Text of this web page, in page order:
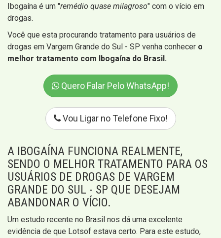
Ibogaína é um "remédio quase milagroso" com o vício em
drogas.
Você que esta procurando tratamento para usuários de
drogas em Vargem Grande do Sul - SP venha conhecer o
melhor tratamento com Ibogaína do Brasil.
Quero Falar Pelo WhatsApp!
Vou Ligar no Telefone Fixo!
A IBOGAÍNA FUNCIONA REALMENTE,
SENDO O MELHOR TRATAMENTO PARA OS
USUÁRIOS DE DROGAS DE VARGEM
GRANDE DO SUL - SP QUE DESEJAM
ABANDONAR O VÍCIO.
Um estudo recente no Brasil nos dá uma excelente
evidência de que Lotsof estava certo. Para este estudo,